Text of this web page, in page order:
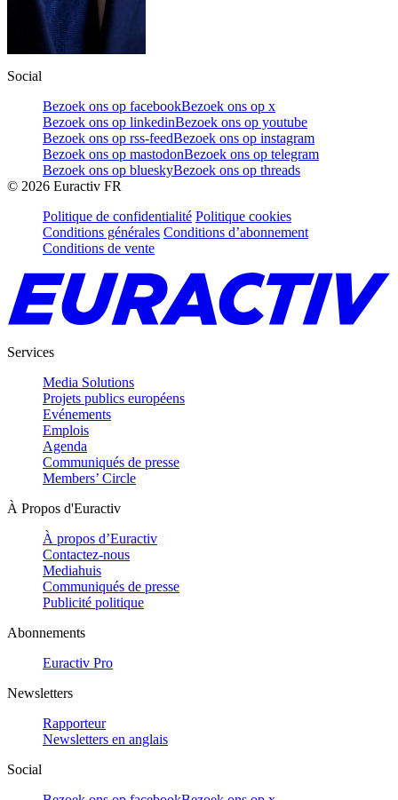
Social
Bezoek ons op facebookBezoek ons op x
Bezoek ons op linkedinBezoek ons op youtube
Bezoek ons op rss-feedBezoek ons op instagram
Bezoek ons op mastodonBezoek ons op telegram
Bezoek ons op blueskyBezoek ons op threads
© 2026 Euractiv FR
Politique de confidentialité Politique cookies
Conditions générales Conditions d’abonnement
Conditions de vente
Services
Media Solutions
Projets publics européens
Evénements
Emplois
Agenda
Communiqués de presse
Members’ Circle
À Propos d'Euractiv
À propos d’Euractiv
Contactez-nous
Mediahuis
Communiqués de presse
Publicité politique
Abonnements
Euractiv Pro
Newsletters
Rapporteur
Newsletters en anglais
Social